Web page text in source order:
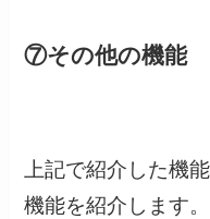
⑦その他の機能
上記で紹介した機
機能を紹介します。